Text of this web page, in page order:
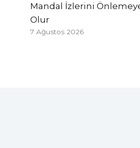
Mandal İzlerini
Olur
7 Ağustos 2026